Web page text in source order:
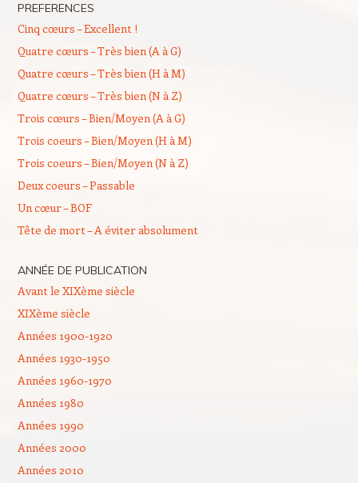
PREFERENCES
Cinq cœurs – Excellent !
Quatre cœurs – Très bien (A à G)
Quatre cœurs – Très bien (H à M)
Quatre cœurs – Très bien (N à Z)
Trois cœurs – Bien/Moyen (A à G)
Trois coeurs – Bien/Moyen (H à M)
Trois coeurs – Bien/Moyen (N à Z)
Deux coeurs – Passable
Un cœur – BOF
Tête de mort – A éviter absolument
ANNÉE DE PUBLICATION
Avant le XIXème siècle
XIXème siècle
Années 1900-1920
Années 1930-1950
Années 1960-1970
Années 1980
Années 1990
Années 2000
Années 2010